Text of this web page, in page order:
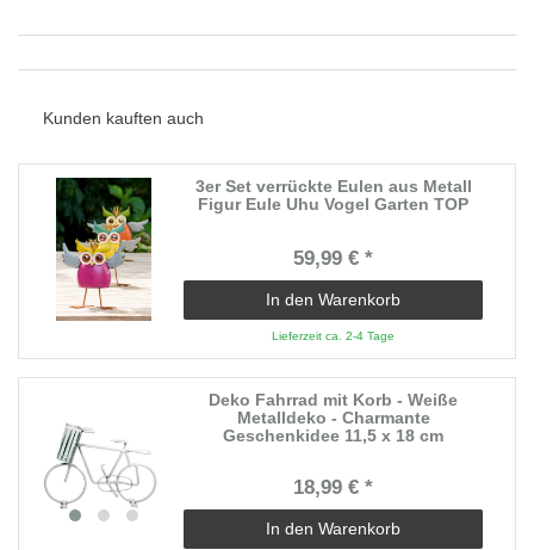
Kunden kauften auch
3er Set verrückte Eulen aus Metall
Figur Eule Uhu Vogel Garten TOP
59,99 € *
In den Warenkorb
Lieferzeit ca. 2-4 Tage
Deko Fahrrad mit Korb - Weiße
Metalldeko - Charmante
Geschenkidee 11,5 x 18 cm
18,99 € *
In den Warenkorb